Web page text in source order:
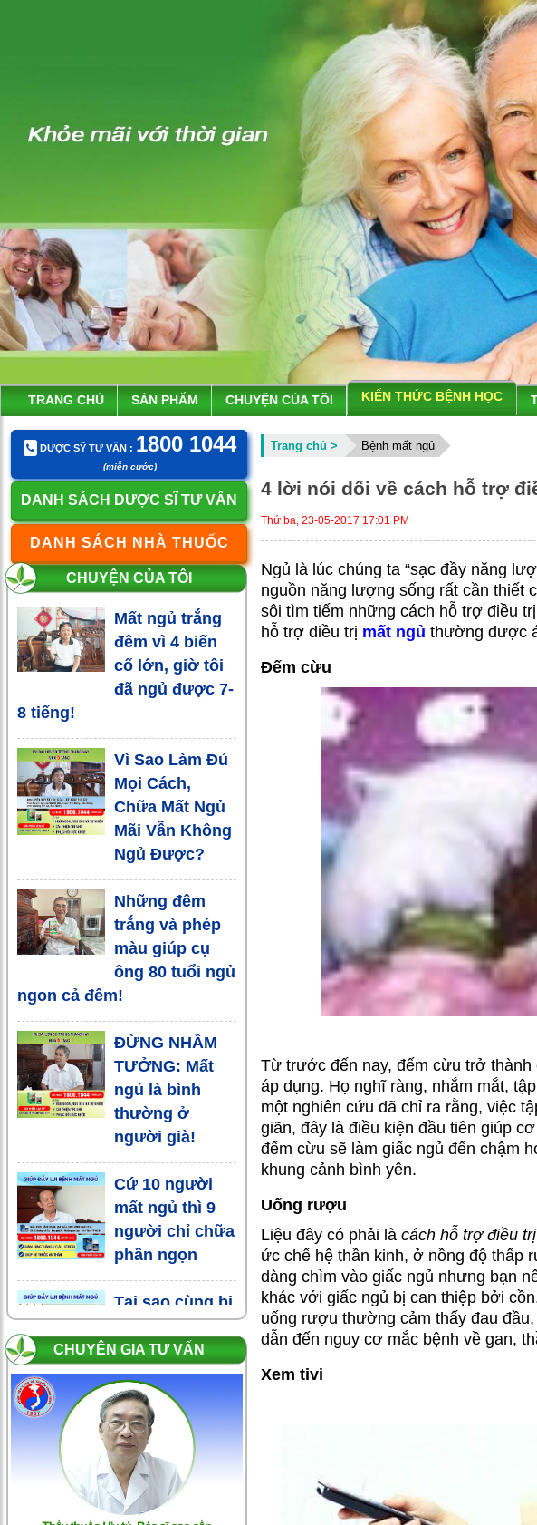
TRANG CHỦ SẢN PHẨM CHUYỆN CỦA TÔI KIẾN THỨC BỆNH HỌC
DƯỢC SỸ TƯ VẤN : 1800 1044
(miễn cước)
DANH SÁCH DƯỢC SĨ TƯ VẤN
DANH SÁCH NHÀ THUỐC
CHUYỆN CỦA TÔI
Mất ngủ trắng
đêm vì 4 biến
cố lớn, giờ tôi
đã ngủ được 7-
8 tiếng!
Vì Sao Làm Đủ
Mọi Cách,
Chữa Mất Ngủ
Mãi Vẫn Không
Ngủ Được?
Những đêm
trắng và phép
màu giúp cụ
ông 80 tuổi ngủ
ngon cả đêm!
ĐỪNG NHẦM
TƯỞNG: Mất
ngủ là bình
thường ở
người già!
Cứ 10 người
mất ngủ thì 9
người chỉ chữa
phần ngọn
Tại sao cùng bị
stress, mất
ngủ… người
thoát được,
người không?
Cảnh báo:
dùng thuốc
ngủ để chữa
stress - bạn có
CHUYÊN GIA TƯ VẤN
Trang chủ > Bệnh mất ngủ
4 lời nói dối về cách hỗ trợ
Thứ ba, 23-05-2017 17:01 PM
Ngủ là lúc chúng ta “sạc đầy năng
nguồn năng lượng sống rất cần thiết
sôi tìm tiếm những cách hỗ trợ điều
hỗ trợ điều trị mất ngủ thường được
Đếm cừu
Từ trước đến nay, đếm cừu trở
áp dụng. Họ nghĩ ràng, nhắm mắt,
một nghiên cứu đã chỉ ra rằng, việc
giãn, đây là điều kiện đầu tiên giúp
đếm cừu sẽ làm giấc ngủ đến chậm
khung cảnh bình yên.
Uống rượu
Liệu đây có phải là cách hỗ trợ điều
ức chế hệ thần kinh, ở nồng độ thấp
dàng chìm vào giấc ngủ nhưng bạn
khác với giấc ngủ bị can thiệp bởi
uống rượu thường cảm thấy đau
dẫn đến nguy cơ mắc bệnh về gan,
Xem tivi